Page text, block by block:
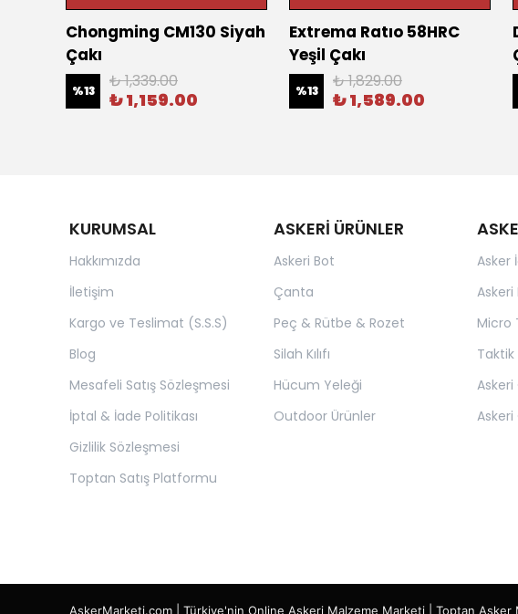
Chongming CM130 Siyah
Çakı
%13 ₺ 1,339.00
₺ 1,159.00
Extrema Ratıo 58HRC
Yeşil Çakı
%13 ₺ 1,829.00
₺ 1,589.00
KURUMSAL
Hakkımızda
İletişim
Kargo ve Teslimat (S.S.S)
Blog
Mesafeli Satış Sözleşmesi
İptal & İade Politikası
Gizlilik Sözleşmesi
Toptan Satış Platformu
ASKERİ ÜRÜNLER
Askeri Bot
Çanta
Peç & Rütbe & Rozet
Silah Kılıfı
Hücum Yeleği
Outdoor Ürünler
Asker
Askeri
Micro
AskerMarketi.com | Türkiye'nin Online Askeri Malzeme Marketi | Toptan